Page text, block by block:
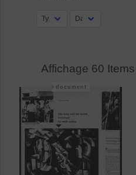
Affichage 60 Items
document